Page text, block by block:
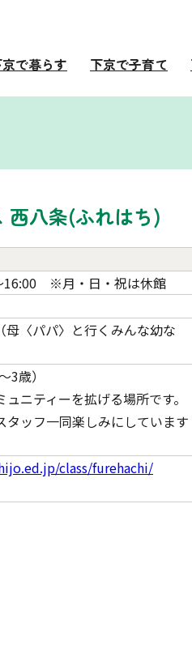
で暮らす 下京で子育て
西八条(ふれはち)
16:00 ※月・日・祝は休館
〈パパ〉と行くみんな幼な
3歳）
ニティーを拡げる場所です。
タッフ一同楽しみにしています
class/furehachi/